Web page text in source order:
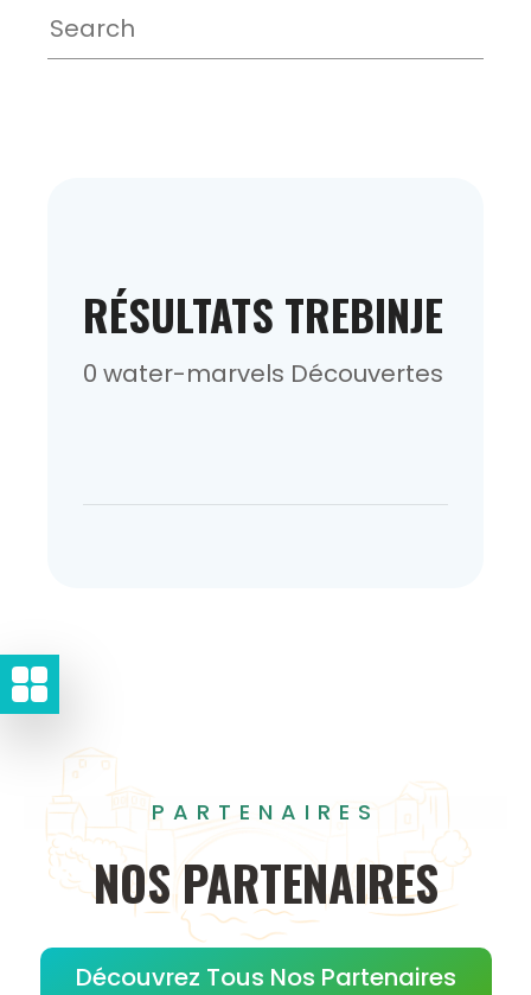
RÉSULTATS TREBINJE
0 water-marvels Découvertes
PARTENAIRES
NOS PARTENAIRES
Découvrez Tous Nos Partenaires